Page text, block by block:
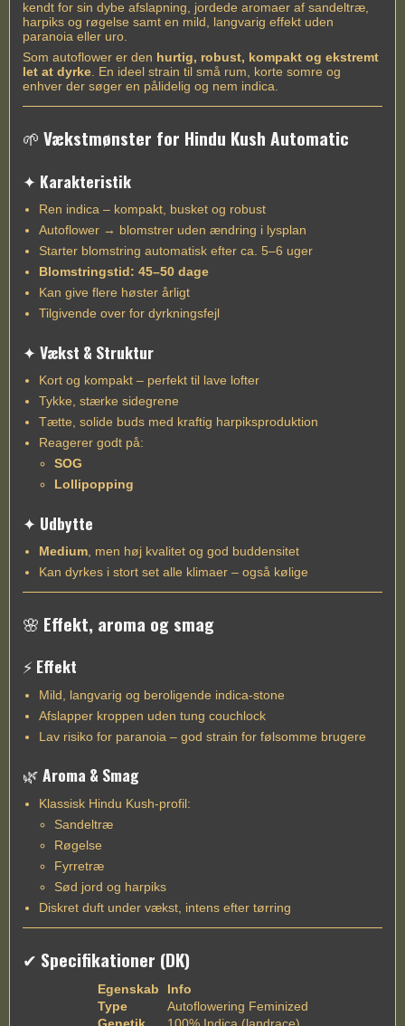
kendt for sin dybe afslapning, jordede aromaer af sandeltræ,
harpiks og røgelse samt en mild, langvarig effekt uden
paranoia eller uro.
Som autoflower er den hurtig, robust, kompakt og ekstremt
let at dyrke. En ideel strain til små rum, korte somre og
enhver der søger en pålidelig og nem indica.
🌱 Vækstmønster for Hindu Kush Automatic
✦ Karakteristik
Ren indica – kompakt, busket og robust
Autoflower → blomstrer uden ændring i lysplan
Starter blomstring automatisk efter ca. 5–6 uger
Blomstringstid: 45–50 dage
Kan give flere høster årligt
Tilgivende over for dyrkningsfejl
✦Vækst & Struktur
Kort og kompakt – perfekt til lave lofter
Tykke, stærke sidegrene
Tætte, solide buds med kraftig harpiksproduktion
Reagerer godt på:
SOG
Lollipopping
✦ Udbytte
Medium, men høj kvalitet og god buddensitet
Kan dyrkes i stort set alle klimaer – også kølige
🌸 Effekt, aroma og smag
⚡Effekt
Mild, langvarig og beroligende indica-stone
Afslapper kroppen uden tung couchlock
Lav risiko for paranoia – god strain for følsomme brugere
🌿Aroma & Smag
Klassisk Hindu Kush-profil:
Sandeltræ
Røgelse
Fyrretræ
Sød jord og harpiks
Diskret duft under vækst, intens efter tørring
✔ Specifikationer (DK)
Egenskab
Info
Type
Autoflowering Feminized